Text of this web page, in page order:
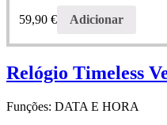
59,90 € Adicionar
Relógio Timeless
Funções: DATA E HORA